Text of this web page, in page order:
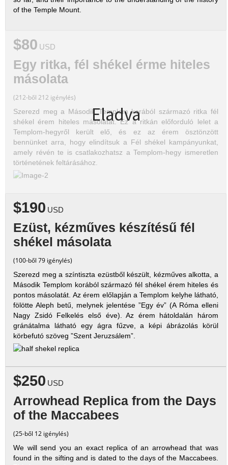
of the Temple Mount.
Eladva
$80 USD
Egy ritka, fél shékel érme hiteles
másolata
(212-ből 212 igénylés)
Szerezd meg a Második Templom korából származó ritka fél
shékel érem hiteles másolatát. Ez a ritkán előforduló lelet a
Templom-hegyről került elő, és ez az érem ösztönzött
bennünket arra, hogy elindítsuk a Fél shékel kampányunkat,
amely révén te is csatlakozhatsz a Templom-hegy ismeretlen
történetének feltárásához.
$190 USD
Ezüst, kézműves készítésű fél
shékel másolata
(100-ből 79 igénylés)
Szerezd meg a színtiszta ezüstből készült, kézműves alkotta, a
Második Templom korából származó fél shékel érem hiteles és
pontos másolatát. Az érem előlapján a Templom kelyhe látható,
fölötte Aleph betű, melynek jelentése ”Egy év” (A Róma elleni
Nagy Zsidó Felkelés első éve). Az érem hátoldalán három
gránátalma látható egy ágra fűzve, a képi ábrázolás körül
körbefutó szöveg ”Szent Jeruzsálem”.
$250 USD
Arrowhead Replica from the Days
of the Maccabees
(25-ből 12 igénylés)
We will send you an exact replica of an arrowhead that was
found in the sifting and is dated to the days of the Maccabees.